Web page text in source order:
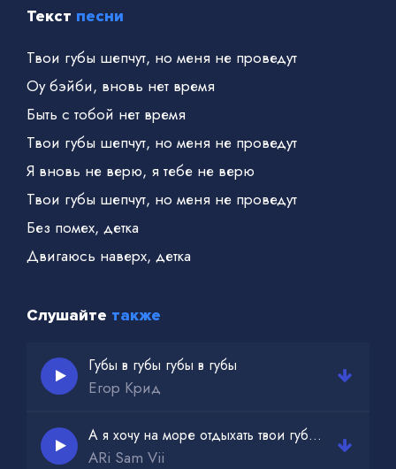
Текст песни
Твои губы шепчут, но меня не проведут
Оу бэйби, вновь нет время
Быть с тобой нет время
Твои губы шепчут, но меня не проведут
Я вновь не верю, я тебе не верю
Твои губы шепчут, но меня не проведут
Без помех, детка
Двигаюсь наверх, детка
Слушайте также
Губы в губы губы в губы
Егор Крид
А я хочу на море отдыхать твои губы крепко целовать
ARi Sam Vii